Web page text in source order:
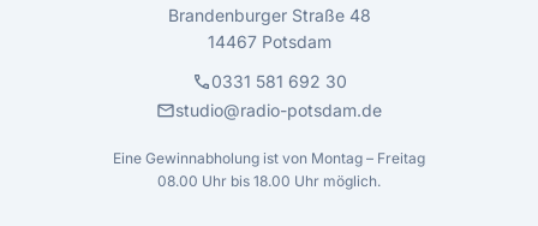
Brandenburger Straße 48
14467 Potsdam
call0331 581 692 30
mailstudio@radio-potsdam.de
Eine Gewinnabholung ist von Montag – Freitag
08.00 Uhr bis 18.00 Uhr möglich.